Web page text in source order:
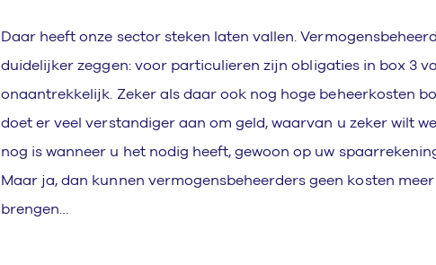
Daar heeft onze sector steken laten vallen.
duidelijker zeggen: voor particulieren zijn obligaties in box 3
onaantrekkelijk. Zeker als daar ook nog hoge beheerkosten
doet er veel verstandiger aan om geld, waarvan u zeker wilt
nog is wanneer u het nodig heeft, gewoon op uw
Maar ja, dan kunnen vermogensbeheerders geen kosten
brengen…